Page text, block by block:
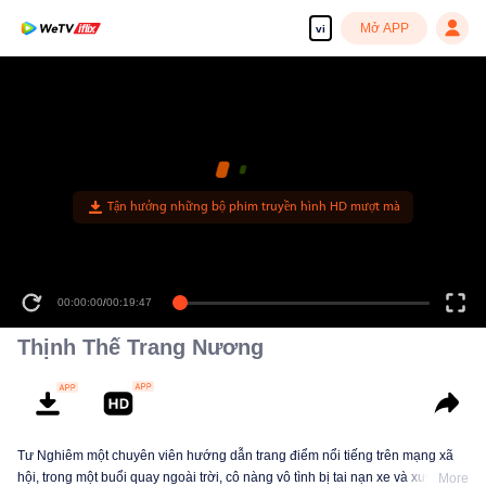
vi Mở APP
Tận hưởng những bộ phim truyền hình HD mượt mà
00:00:00/00:19:47
Thịnh Thế Trang Nương
Tư Nghiêm một chuyên viên hướng dẫn trang điểm nổi tiếng trên mạng xã
hội, trong một buổi quay ngoài trời, cô nàng vô tình bị tai nạn xe và xuyênMore